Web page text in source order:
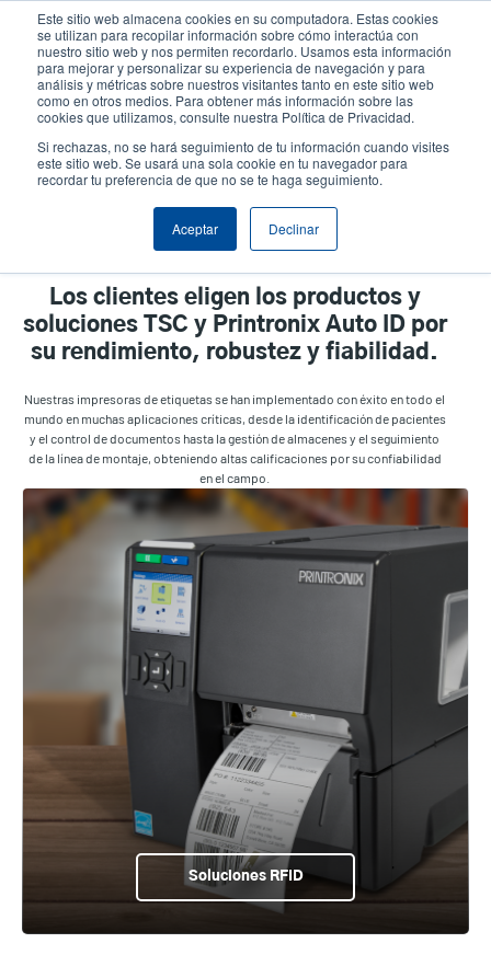
Este sitio web almacena cookies en su computadora. Estas cookies
se utilizan para recopilar información sobre cómo interactúa con
nuestro sitio web y nos permiten recordarlo. Usamos esta información
para mejorar y personalizar su experiencia de navegación y para
análisis y métricas sobre nuestros visitantes tanto en este sitio web
como en otros medios. Para obtener más información sobre las
cookies que utilizamos, consulte nuestra Política de Privacidad.
Si rechazas, no se hará seguimiento de tu información cuando visites
este sitio web. Se usará una sola cookie en tu navegador para
recordar tu preferencia de que no se te haga seguimiento.
Aceptar Declinar
contenido
principal
User
account
menu
User
Header
Selector de productos
Por aplicación
Los clientes eligen los productos y
soluciones TSC y Printronix Auto ID por
su rendimiento, robustez y fiabilidad.
Nuestras impresoras de etiquetas se han implementado con éxito en todo el
mundo en muchas aplicaciones críticas, desde la identificación de pacientes
y el control de documentos hasta la gestión de almacenes y el seguimiento
de la línea de montaje, obteniendo altas calificaciones por su confiabilidad
en el campo.
Soluciones RFID